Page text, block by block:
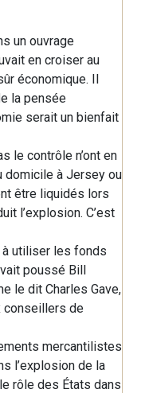
un ouvrage
en croiser au
économique. Il
la pensée
serait un bienfait
le contrôle n’ont en
domicile à Jersey ou
être liquidés lors
l’explosion. C’est
à utiliser les fonds
poussé Bill
le dit Charles Gave,
conseillers de
mercantilistes
l’explosion de la
rôle des États dans